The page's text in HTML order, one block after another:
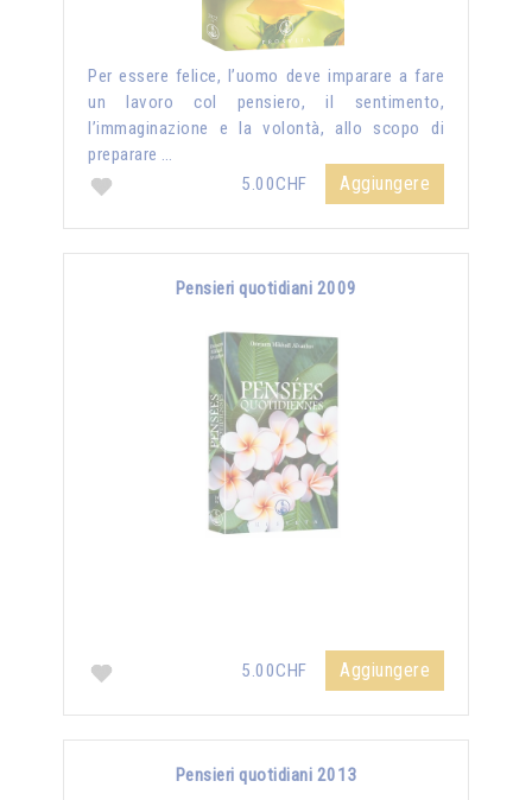
Per essere felice, l’uomo deve imparare a fare
un lavoro col pensiero, il sentimento,
l’immaginazione e la volontà, allo scopo di
preparare …
5.00CHF
Aggiungere
Pensieri quotidiani 2009
5.00CHF Aggiungere
Pensieri quotidiani 2013